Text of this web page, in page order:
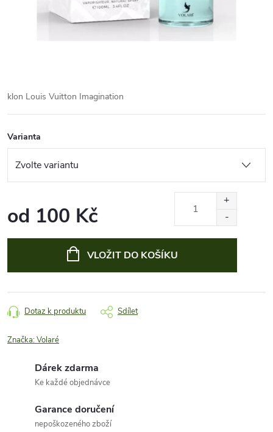
klon Louis Vuitton Imagination
Varianta
od 100 Kč
VLOŽIT DO KOŠÍKU
Dotaz k produktu Sdílet
Značka:Volaré
Dárek zdarma
Ke každé objednávce
Garance doručení
nepoškozeného zboží